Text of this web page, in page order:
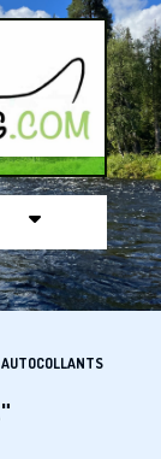
AUTOCOLLANTS